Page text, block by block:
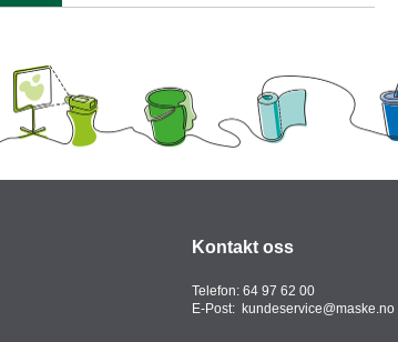
Kontakt oss
Telefon: 64 97 62 00
E-Post: kundeservice@maske.no